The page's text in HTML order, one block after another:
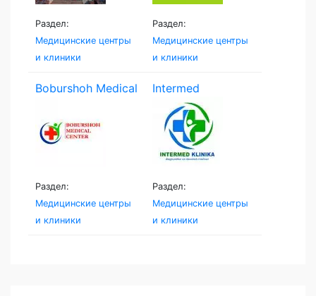
Раздел:
Медицинские центры
и клиники
Раздел:
Медицинские центры
и клиники
Boburshoh Medical
Раздел:
Медицинские центры
и клиники
Intermed
Namangan
Раздел:
Медицинские центры
и клиники